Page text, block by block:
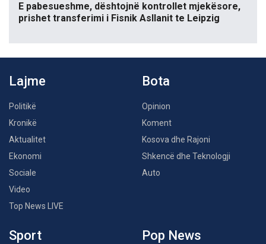
E pabesueshme, dështojnë kontrollet mjekësore,
prishet transferimi i Fisnik Asllanit te Leipzig
Lajme
Politikë
Kronikë
Aktualitet
Ekonomi
Sociale
Video
Top News LIVE
Bota
Opinion
Koment
Kosova dhe Rajoni
Shkencë dhe Teknologji
Auto
Sport Pop News